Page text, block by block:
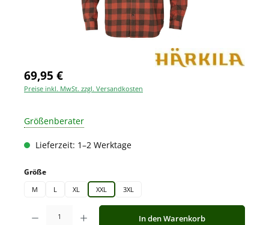
69,95 €
Preise inkl. MwSt. zzgl. Versandkosten
Größenberater
Lieferzeit: 1–2 Werktage
Größeauswählen
M L XL XXL 3XL
Produkt Anzahl: Gib den gewünschten Wert ein oder benutze die
In den Warenkorb